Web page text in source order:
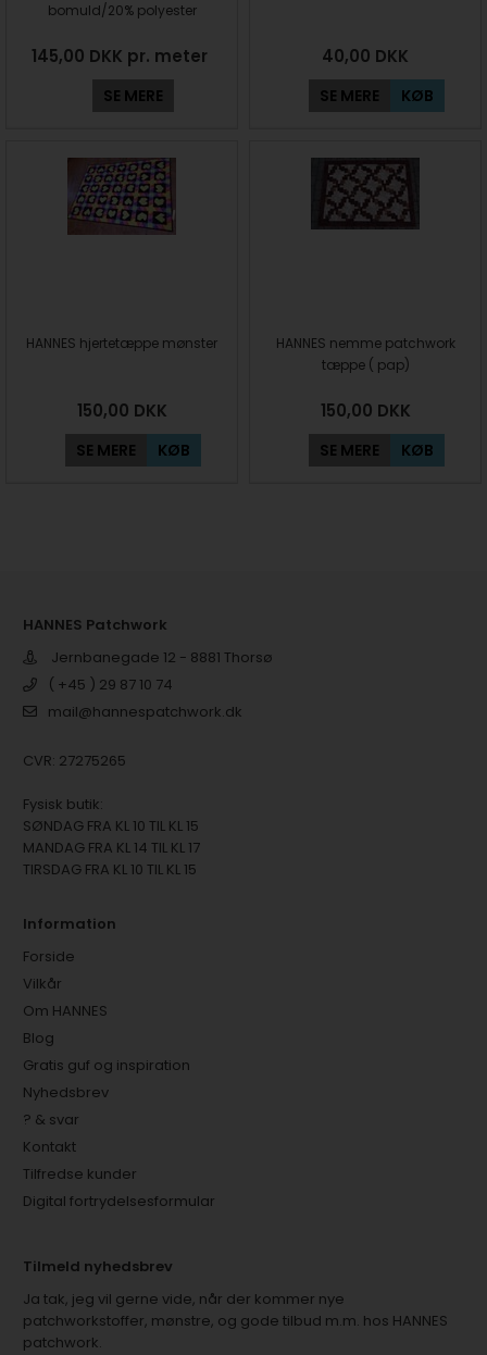
bomuld/20% polyester
145,00 DKK pr. meter
SE MERE
40,00 DKK
SE MERE KØB
HANNES hjertetæppe mønster
150,00 DKK
SE MERE KØB
HANNES nemme patchwork
tæppe ( pap)
150,00 DKK
SE MERE KØB
HANNES Patchwork
Jernbanegade 12 - 8881 Thorsø
( +45 ) 29 87 10 74
mail@hannespatchwork.dk
CVR: 27275265
Fysisk butik:
SØNDAG FRA KL 10 TIL KL 15
MANDAG FRA KL 14 TIL KL 17
TIRSDAG FRA KL 10 TIL KL 15
Information
Forside
Vilkår
Om HANNES
Blog
Gratis guf og inspiration
Nyhedsbrev
? & svar
Kontakt
Tilfredse kunder
Digital fortrydelsesformular
Tilmeld nyhedsbrev
Ja tak, jeg vil gerne vide, når der kommer nye
patchworkstoffer, mønstre, og gode tilbud m.m. hos HANNES
patchwork.